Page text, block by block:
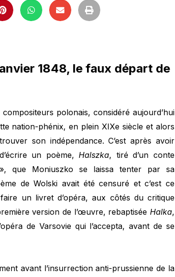
1848, le faux départ de
polonais, considéré aujourd’hui
nation-phénix, en plein XIXe siècle et alors
son indépendance. C’est après avoir
un poème,Halszka, tiré d’un conte
que Moniuszko se laissa tenter par sa
de Wolski avait été censuré et c’est ce
un livret d’opéra, aux côtés du critique
version de l’œuvre, rebaptisée Halka,
de Varsovie qui l’accepta, avant de se
avant l’insurrection anti-prussienne de la